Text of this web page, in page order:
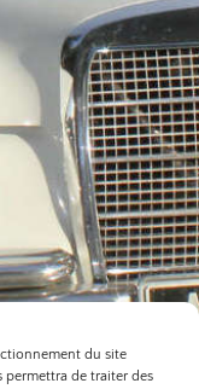
du site
permettra de traiter des